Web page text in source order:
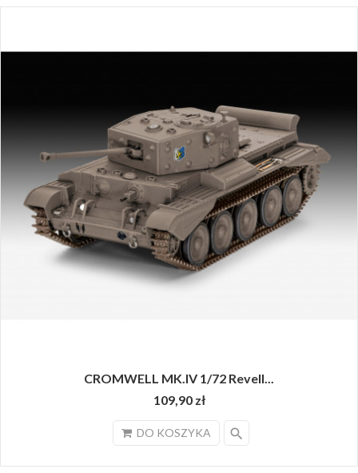
CROMWELL MK.IV 1/72 Revell...
109,90 zł
DO KOSZYKA search